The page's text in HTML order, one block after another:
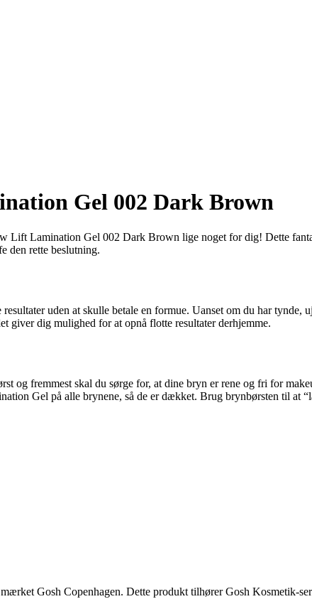
Gel 002 Dark Brown
Lamination Gel 002 Dark Brown lige noget for dig! Dette
den rette beslutning.
uden at skulle betale en formue. Uanset om du har
giver dig mulighed for at opnå flotte resultater derhjemme.
fremmest skal du sørge for, at dine bryn er rene og fri for
Gel på alle brynene, så de er dækket. Brug brynbørsten til at
Gosh Copenhagen. Dette produkt tilhører Gosh Kosmetik-